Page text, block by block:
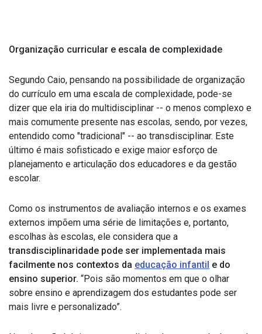
Organização curricular e escala de complexidade
Segundo Caio, pensando na possibilidade de organização
do currículo em uma escala de complexidade, pode-se
dizer que ela iria do multidisciplinar -- o menos complexo e
mais comumente presente nas escolas, sendo, por vezes,
entendido como "tradicional" -- ao transdisciplinar. Este
último é mais sofisticado e exige maior esforço de
planejamento e articulação dos educadores e da gestão
escolar.
Como os instrumentos de avaliação internos e os exames
externos impõem uma série de limitações e, portanto,
escolhas às escolas, ele considera que a
transdisciplinaridade pode ser implementada mais
facilmente nos contextos da educação infantil e do
ensino superior. “Pois são momentos em que o olhar
sobre ensino e aprendizagem dos estudantes pode ser
mais livre e personalizado”.